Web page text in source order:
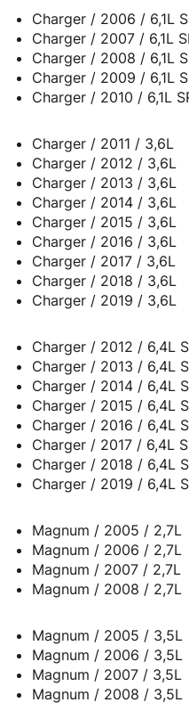
Charger / 2006 / 6,1L
Charger / 2007 / 6,1L
Charger / 2008 / 6,1L
Charger / 2009 / 6,1L
Charger / 2010 / 6,1L
Charger / 2011 / 3,6L
Charger / 2012 / 3,6L
Charger / 2013 / 3,6L
Charger / 2014 / 3,6L
Charger / 2015 / 3,6L
Charger / 2016 / 3,6L
Charger / 2017 / 3,6L
Charger / 2018 / 3,6L
Charger / 2019 / 3,6L
Charger / 2012 / 6,4L
Charger / 2013 / 6,4L
Charger / 2014 / 6,4L
Charger / 2015 / 6,4L
Charger / 2016 / 6,4L
Charger / 2017 / 6,4L
Charger / 2018 / 6,4L
Charger / 2019 / 6,4L
Magnum / 2005 / 2,7L
Magnum / 2006 / 2,7L
Magnum / 2007 / 2,7L
Magnum / 2008 / 2,7L
Magnum / 2005 / 3,5L
Magnum / 2006 / 3,5L
Magnum / 2007 / 3,5L
Magnum / 2008 / 3,5L